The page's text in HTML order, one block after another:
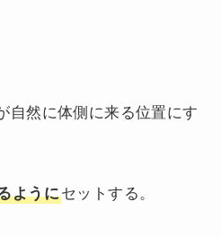
自然に体側に来る位置にす
ようにセットする。